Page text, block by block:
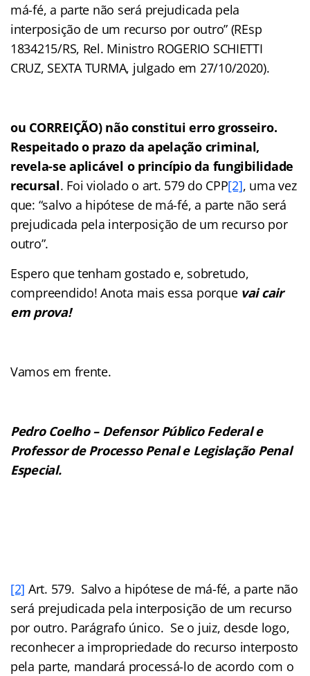
má-fé, a parte não será prejudicada pela
interposição de um recurso por outro” (REsp
1834215/RS, Rel. Ministro ROGERIO SCHIETTI
CRUZ, SEXTA TURMA, julgado em 27/10/2020).
ou CORREIÇÃO) não constitui erro grosseiro.
Respeitado o prazo da apelação criminal,
revela-se aplicável o princípio da fungibilidade
recursal. Foi violado o art. 579 do CPP[2], uma vez
que: “salvo a hipótese de má-fé, a parte não será
prejudicada pela interposição de um recurso por
outro”.
Espero que tenham gostado e, sobretudo,
compreendido! Anota mais essa porque vai cair
em prova!
Vamos em frente.
Pedro Coelho – Defensor Público Federal e
Professor de Processo Penal e Legislação Penal
Especial.
[2] Art. 579. Salvo a hipótese de má-fé, a parte não
será prejudicada pela interposição de um recurso
por outro. Parágrafo único. Se o juiz, desde logo,
reconhecer a impropriedade do recurso interposto
pela parte, mandará processá-lo de acordo com o